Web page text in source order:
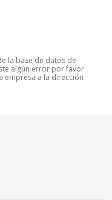
la base de datos de
algún error por favor
empresa a la dirección